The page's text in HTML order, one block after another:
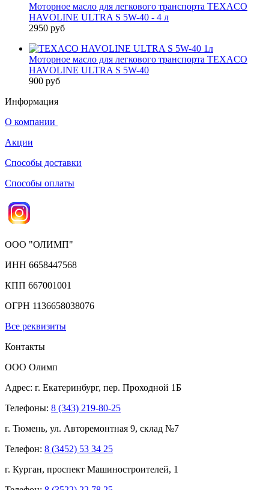
Моторное масло для легкового транспорта TEXACO
HAVOLINE ULTRA S 5W-40 - 4 л
2950 руб
Моторное масло для легкового транспорта TEXACO
HAVOLINE ULTRA S 5W-40
900 руб
Информация
О компании
Акции
Способы доставки
Способы оплаты
ООО "ОЛИМП"
ИНН 6658447568
КПП 667001001
ОГРН 1136658038076
Все реквизиты
Контакты
ООО Олимп
Адрес: г. Екатеринбург, пер. Проходной 1Б
Телефоны: 8 (343) 219-80-25
г. Тюмень, ул. Авторемонтная 9, склад №7
Телефон: 8 (3452) 53 34 25
г. Курган, проспект Машиностроителей, 1